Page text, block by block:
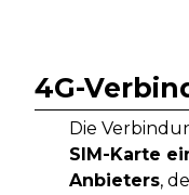
4G-
Die
SIM-Karte
Anbieters,